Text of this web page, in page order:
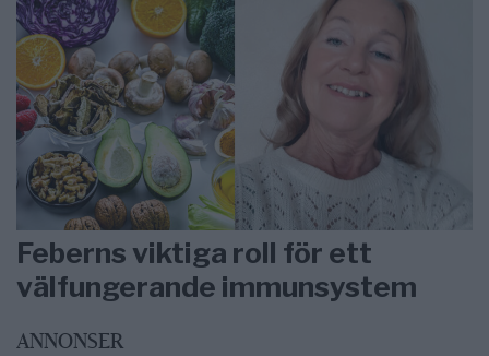
Feberns viktiga roll för ett
välfungerande immunsystem
ANNONSER